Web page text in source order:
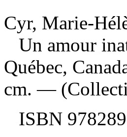
Cyr, Marie-
Un amour
Québec,
cm. —
ISBN